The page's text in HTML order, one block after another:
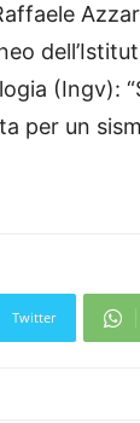
(Ingv):
per un
Twitter